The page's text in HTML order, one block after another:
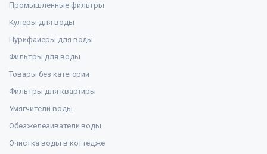
Промышленные фильтры
Кулеры для воды
Пурифайеры для воды
Фильтры для воды
Товары без категории
Фильтры для квартиры
Умягчители воды
Обезжелезиватели воды
Очистка воды в коттедже